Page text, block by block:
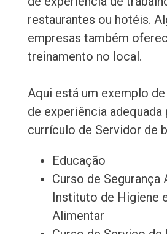
restaurantes ou hotéis.
empresas também
treinamento no local.
Aqui está um exemplo
de experiência adequada
currículo de Servidor de
Educação
Curso de Segurança
Instituto de Higiene
Alimentar